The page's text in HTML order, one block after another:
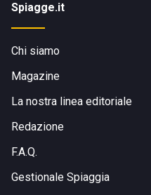
Spiagge.it
Chi siamo
Magazine
La nostra linea editoriale
Redazione
F.A.Q.
Gestionale Spiaggia